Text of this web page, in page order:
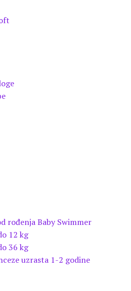
rođenja Baby Swimmer
12 kg
36 kg
uzrasta 1-2 godine